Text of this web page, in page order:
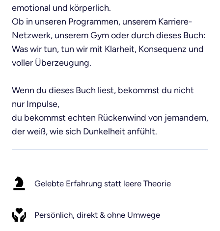
emotional und körperlich.
Ob in unseren Programmen, unserem Karriere-
Netzwerk, unserem Gym oder durch dieses Buch:
Was wir tun, tun wir mit Klarheit, Konsequenz und
voller Überzeugung.
Wenn du dieses Buch liest, bekommst du nicht
nur Impulse,
du bekommst echten Rückenwind von jemandem,
der weiß, wie sich Dunkelheit anfühlt.
Gelebte Erfahrung statt leere Theorie
Persönlich, direkt & ohne Umwege